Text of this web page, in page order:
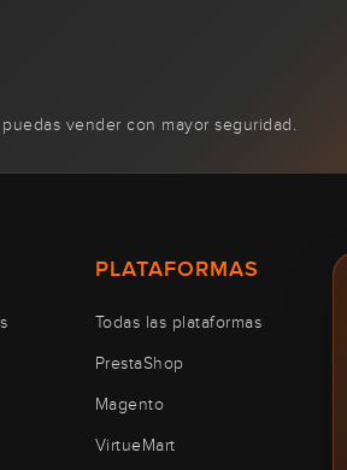
vender con mayor seguridad.
PLATAFORMAS
Todas las plataformas
PrestaShop
Magento
VirtueMart